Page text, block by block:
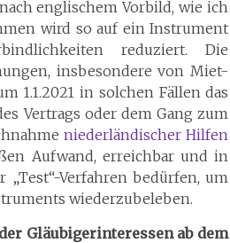
englischem Vorbild, wie ich
wird so auf ein Instrument
reduziert. Die
insbesondere von Miet-
1.1.2021 in solchen Fällen das
Vertrags oder dem Gang zum
niederländischer Hilfen
Aufwand, erreichbar und in
Verfahren bedürfen, um
wiederzubeleben.
Gläubigerinteressen ab dem